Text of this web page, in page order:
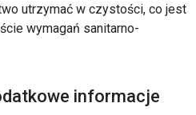
utrzymać w czystości, co jest
wymagań sanitarno-
informacje